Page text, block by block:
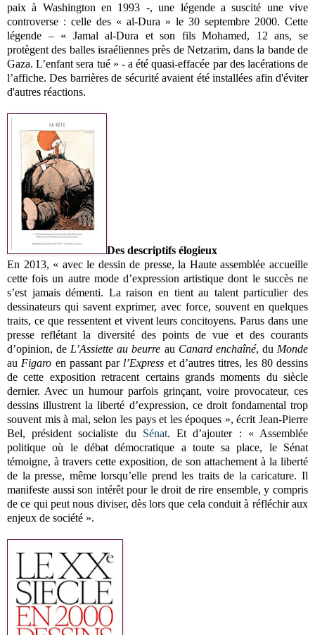
paix à Washington en 1993 -, une légende a suscité une vive
controverse : celle des « al-Dura » le 30 septembre 2000. Cette
légende – « Jamal al-Dura et son fils Mohamed, 12 ans, se
protègent des balles israéliennes près de Netzarim, dans la bande de
Gaza. L’enfant sera tué » - a été quasi-effacée par des lacérations de
l’affiche. Des barrières de sécurité avaient été installées afin d'éviter
d'autres réactions.
Des descriptifs élogieux
En 2013, « avec le dessin de presse, la Haute assemblée accueille
cette fois un autre mode d’expression artistique dont le succès ne
s’est jamais démenti. La raison en tient au talent particulier des
dessinateurs qui savent exprimer, avec force, souvent en quelques
traits, ce que ressentent et vivent leurs concitoyens. Parus dans une
presse reflétant la diversité des points de vue et des courants
d’opinion, de L’Assiette au beurre au Canard enchaîné, du Monde
au Figaro en passant par l’Express et d’autres titres, les 80 dessins
de cette exposition retracent certains grands moments du siècle
dernier. Avec un humour parfois grinçant, voire provocateur, ces
dessins illustrent la liberté d’expression, ce droit fondamental trop
souvent mis à mal, selon les pays et les époques », écrit Jean-Pierre
Bel, président socialiste du Sénat. Et d’ajouter : « Assemblée
politique où le débat démocratique a toute sa place, le Sénat
témoigne, à travers cette exposition, de son attachement à la liberté
de la presse, même lorsqu’elle prend les traits de la caricature. Il
manifeste aussi son intérêt pour le droit de rire ensemble, y compris
de ce qui peut nous diviser, dès lors que cela conduit à réfléchir aux
enjeux de société ».